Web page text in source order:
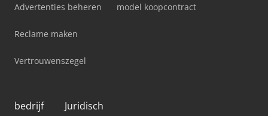
Advertenties beheren
Reclame maken
Vertrouwenszegel
model koopcontract
bedrijf Juridisch